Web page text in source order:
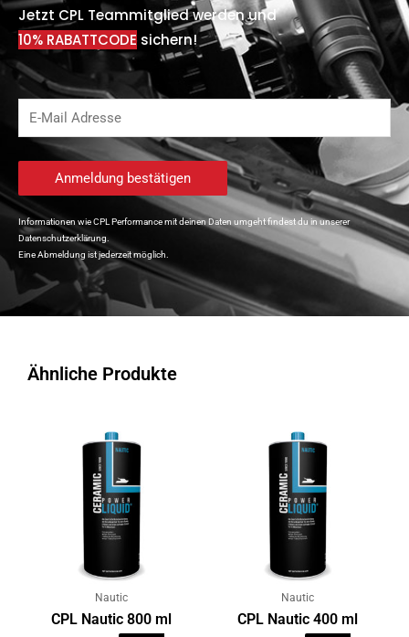
Jetzt CPL Teammitglied werden und
10% RABATTCODE sichern!
Informationen wie CPL Performance mit deinen Daten umgeht findest du in unserer
Datenschutzerklärung.
Eine Abmeldung ist jederzeit möglich.
Ähnliche Produkte
Nautic
CPL Nautic 800 ml
Nautic
CPL Nautic 400 ml